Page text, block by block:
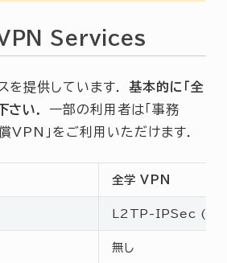
Services
を提供しています．基本的に「全
い．
一部の利用者は「事務
VPN」をご利用いただけます．
全学 VPN
L2TP-IPSec
無し